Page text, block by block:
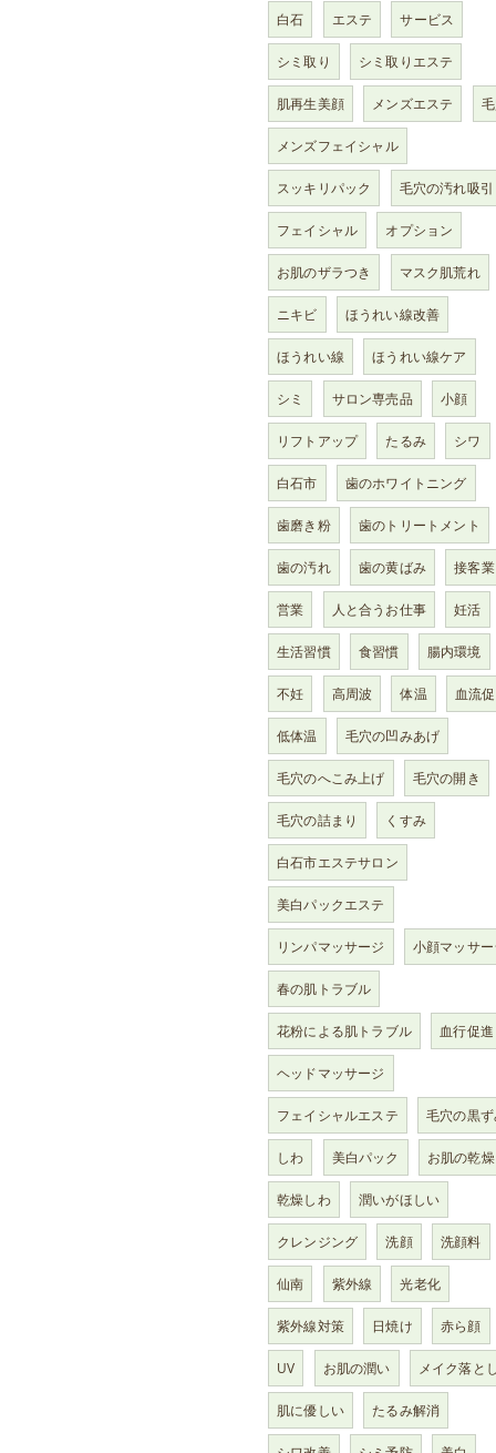
白石 エステ サービス
シミ取り シミ取りエステ
肌再生美顔 メンズエステ
メンズフェイシャル
スッキリパック 毛穴の汚れ吸引
フェイシャル オプション
お肌のザラつき マスク肌荒れ
ニキビ ほうれい線改善
ほうれい線 ほうれい線ケア
シミ サロン専売品 小顔
リフトアップ たるみ シワ
白石市 歯のホワイトニング
歯磨き粉 歯のトリートメント
歯の汚れ 歯の黄ばみ 接客業
営業 人と合うお仕事 妊活
生活習慣 食習慣 腸内環境
不妊 高周波 体温 血流
低体温 毛穴の凹みあげ
毛穴のへこみ上げ 毛穴の開き
毛穴の詰まり くすみ
白石市エステサロン
美白パックエステ
リンパマッサージ 小顔マッサ
春の肌トラブル
花粉による肌トラブル 血行促進
ヘッドマッサージ
フェイシャルエステ 毛穴の黒
しわ 美白パック お肌の乾燥
乾燥しわ 潤いがほしい
クレンジング 洗顔 洗顔料
仙南 紫外線 光老化
紫外線対策 日焼け 赤ら顔
UV お肌の潤い メイク落と
肌に優しい たるみ解消